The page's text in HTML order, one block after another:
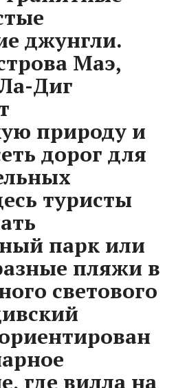
джунгли.
Маэ,
Диг
природу и
дорог для
туристы
парк или
пляжи в
светового
где вилла на